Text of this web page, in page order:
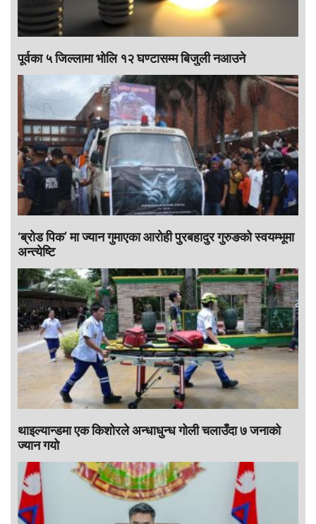
पूर्वका ५ जिल्लामा भाेलि १२ घण्टासम्म बिजुली नआउने
‘ब्रोड पिक’ मा ज्यान गुमाएका आराेही पुरबहादुर गुरुङको स्वयम्भूमा
अन्त्येष्टि
थाइल्यान्डमा एक किशोरले अन्धाधुन्ध गोली चलाउँदा ७ जनाको
ज्यान गयो